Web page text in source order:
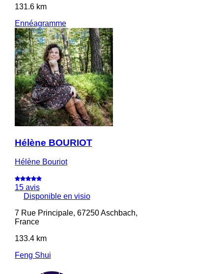
131.6 km
Ennéagramme
Hélène BOURIOT
Hélène Bouriot
15 avis
Disponible en visio
7 Rue Principale, 67250 Aschbach,
France
133.4 km
Feng Shui